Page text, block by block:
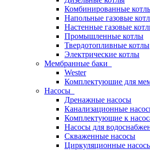
Комбинированные
Напольные газовые
Настенные газовые
Промышленные котлы
Твердотопливные котлы
Электрические котлы
Мембранные баки
Wester
Комплектуюшие для
Насосы
Дренажные насосы
Канализационные
Комплектующие к
Насосы для
Скваженные насосы
Циркуляционные